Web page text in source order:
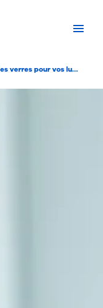
Comment choisir des verres pour vos lunettes